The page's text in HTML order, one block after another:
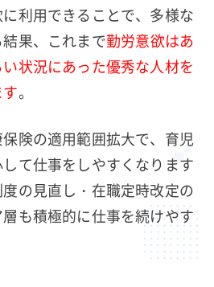
利用できることで、多様な
果、これまで勤労意欲はあ
状況にあった優秀な人材を
。
険の適用範囲拡大で、育児
て仕事をしやすくなります
の見直し・在職定時改定の
も積極的に仕事を続けやす